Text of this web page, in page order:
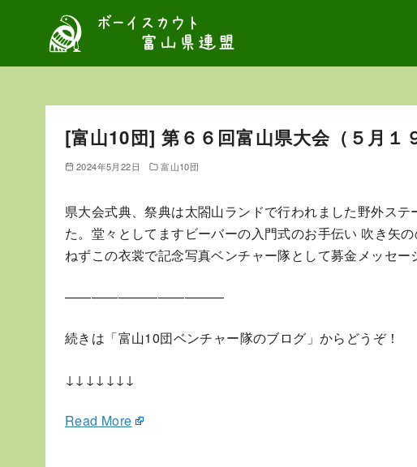
[富山10団] 第６６回富山県大会（５月１
2024年5月22日 富山10団
県大会式典、祭典は太閤山ランドで行われました野外ス
た。堂々としてますビーバーの入門式のお手伝い 吹き矢
ねずこの衣裳で記念写真ベンチャー隊として募金メッセ
————————————
続きは「富山10団ベンチャー隊のブログ」からどうぞ！
↓↓↓↓↓↓↓
Read More